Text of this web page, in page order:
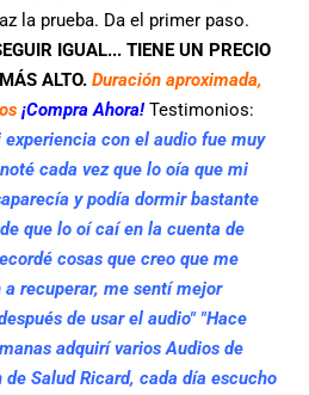
la prueba. Da el primer paso.
IGUAL... TIENE UN PRECIO
ALTO. Duración aproximada,
¡Compra Ahora!Testimonios:
experiencia con el audio fue muy
cada vez que lo oía que mi
y podía dormir bastante
que lo oí caí en la cuenta de
cosas que creo que me
a recuperar, me sentí mejor
de usar el audio" "Hace
adquirí varios Audios de
de Salud Ricard, cada día escucho